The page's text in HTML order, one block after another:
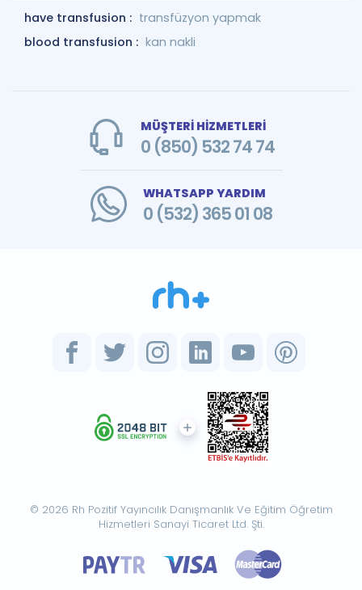
have transfusion : transfüzyon yapmak
blood transfusion : kan nakli
MÜŞTERİ HİZMETLERİ
0 (850) 532 74 74
WHATSAPP YARDIM
0 (532) 365 01 08
© 2026 Rh Pozitif Yayıncılık Danışmanlık Ve Eğitim Öğretim
Hizmetleri Sanayi Ticaret Ltd. Şti.